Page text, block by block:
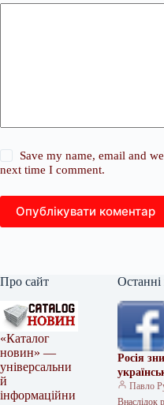
Save my name, email and
next time I comment.
Опублікувати коментар
Про сайт
«Каталог
новин» —
універсальни
й
інформаційни
Росія
Павло
Внаслідок